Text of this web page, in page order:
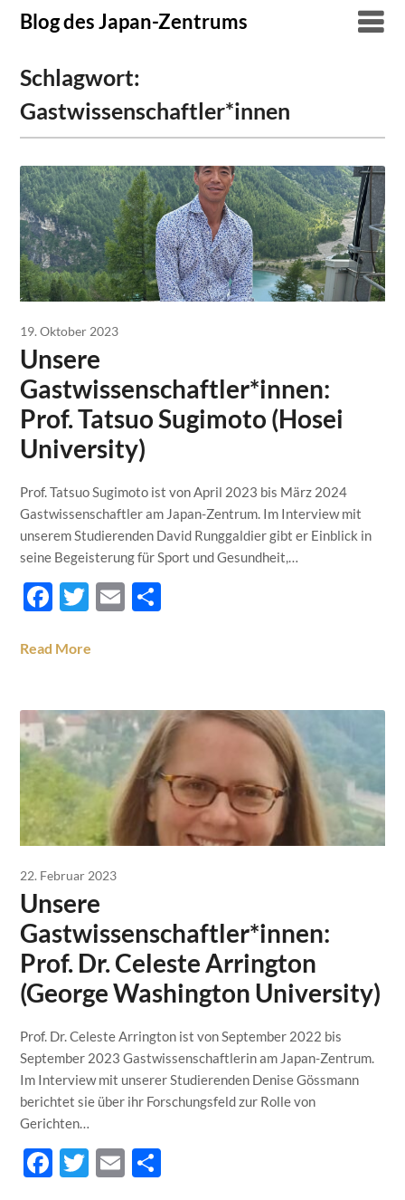
SkipBlog des Japan-Zentrums
Schlagwort:
Gastwissenschaftler*innen
19. Oktober 2023
Unsere
Gastwissenschaftler*innen:
Prof. Tatsuo Sugimoto (Hosei
University)
Prof. Tatsuo Sugimoto ist von April 2023 bis März 2024
Gastwissenschaftler am Japan-Zentrum. Im Interview mit
unserem Studierenden David Runggaldier gibt er Einblick in
seine Begeisterung für Sport und Gesundheit,…
Facebook
Twitter
Email
Read More
22. Februar 2023
Unsere
Gastwissenschaftler*innen:
Prof. Dr. Celeste Arrington
(George Washington University)
Prof. Dr. Celeste Arrington ist von September 2022 bis
September 2023 Gastwissenschaftlerin am Japan-Zentrum.
Im Interview mit unserer Studierenden Denise Gössmann
berichtet sie über ihr Forschungsfeld zur Rolle von
Gerichten…
Facebook
Twitter
Email